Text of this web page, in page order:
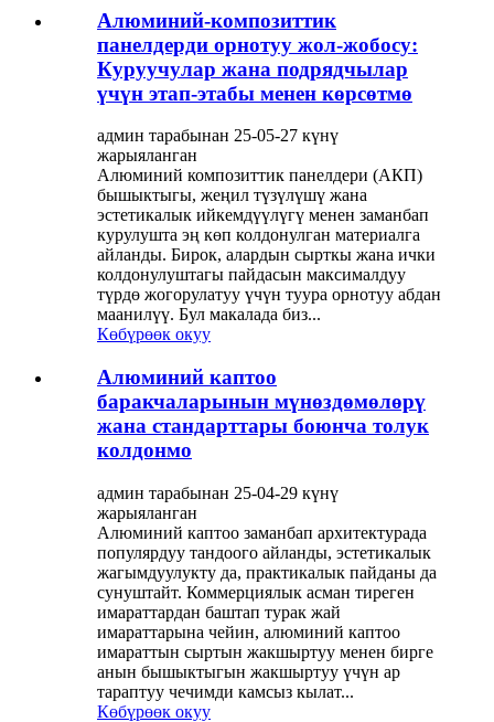
Алюминий-композиттик
панелдерди орнотуу жол-жобосу:
Куруучулар жана подрядчылар
үчүн этап-этабы менен көрсөтмө
админ тарабынан 25-05-27 күнү
жарыяланган
Алюминий композиттик панелдери (АКП)
бышыктыгы, жеңил түзүлүшү жана
эстетикалык ийкемдүүлүгү менен заманбап
курулушта эң көп колдонулган материалга
айланды. Бирок, алардын сырткы жана ички
колдонулуштагы пайдасын максималдуу
түрдө жогорулатуу үчүн туура орнотуу абдан
маанилүү. Бул макалада биз...
Көбүрөөк окуу
Алюминий каптоо
баракчаларынын мүнөздөмөлөрү
жана стандарттары боюнча толук
колдонмо
админ тарабынан 25-04-29 күнү
жарыяланган
Алюминий каптоо заманбап архитектурада
популярдуу тандоого айланды, эстетикалык
жагымдуулукту да, практикалык пайданы да
сунуштайт. Коммерциялык асман тиреген
имараттардан баштап турак жай
имараттарына чейин, алюминий каптоо
имараттын сыртын жакшыртуу менен бирге
анын бышыктыгын жакшыртуу үчүн ар
тараптуу чечимди камсыз кылат...
Көбүрөөк окуу